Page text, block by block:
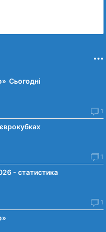
Сьогодні
1
1
- статистика
1